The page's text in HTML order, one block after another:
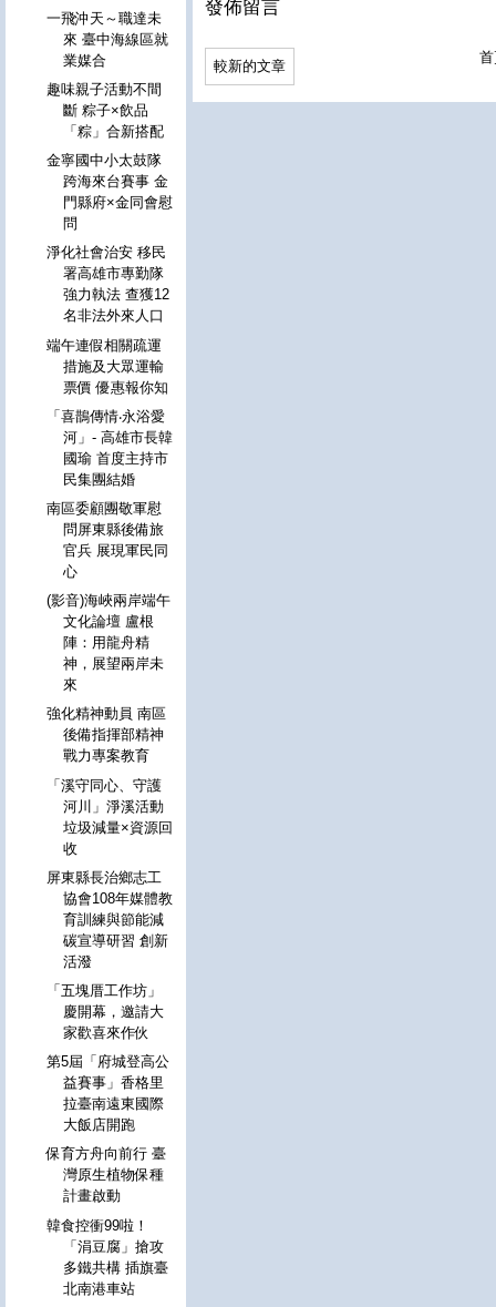
發佈留言
較新的文章
一飛沖天～職達未
來 臺中海線區就
業媒合
趣味親子活動不間
斷 粽子×飲品
「粽」合新搭配
金寧國中小太鼓隊
跨海來台賽事 金
門縣府×金同會慰
問
淨化社會治安 移民
署高雄市專勤隊
強力執法 查獲12
名非法外來人口
端午連假相關疏運
措施及大眾運輸
票價 優惠報你知
「喜鵲傳情‧永浴愛
河」- 高雄市長韓
國瑜 首度主持市
民集團結婚
南區委顧團敬軍慰
問屏東縣後備旅
官兵 展現軍民同
心
(影音)海峽兩岸端午
文化論壇 盧根
陣：用龍舟精
神，展望兩岸未
來
強化精神動員 南區
後備指揮部精神
戰力專案教育
「溪守同心、守護
河川」淨溪活動
垃圾減量×資源回
收
屏東縣長治鄉志工
協會108年媒體教
育訓練與節能減
碳宣導研習 創新
活潑
「五塊厝工作坊」
慶開幕，邀請大
家歡喜來作伙
第5屆「府城登高公
益賽事」香格里
拉臺南遠東國際
大飯店開跑
保育方舟向前行 臺
灣原生植物保種
計畫啟動
韓食控衝99啦！
「涓豆腐」搶攻
多鐵共構 插旗臺
北南港車站